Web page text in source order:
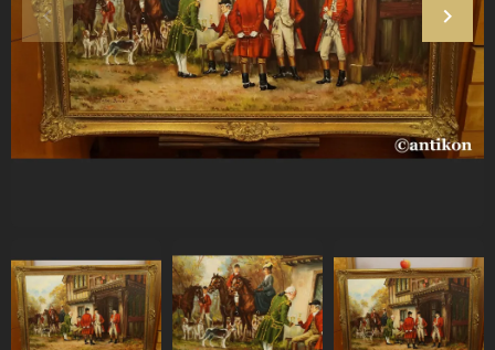
Poprzedni
keyboard_arrow_left keyboard_arrow_right